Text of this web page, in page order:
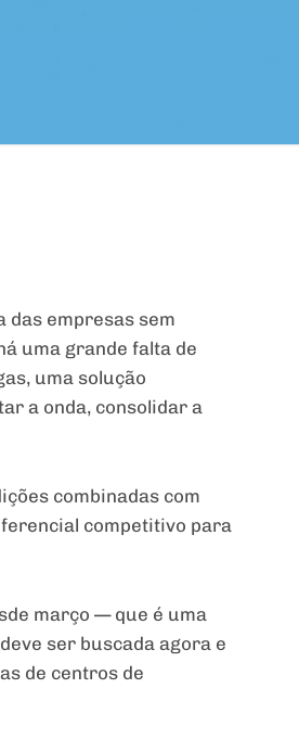
das empresas sem
uma grande falta de
uma solução
a onda, consolidar a
combinadas com
competitivo para
março — que é uma
ser buscada agora e
de centros de